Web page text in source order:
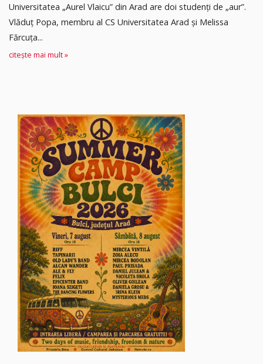
Universitatea „Aurel Vlaicu” din Arad are doi studenți de „aur”.
Vlăduț Popa, membru al CS Universitatea Arad și Melissa
Fărcuța...
citește mai mult »